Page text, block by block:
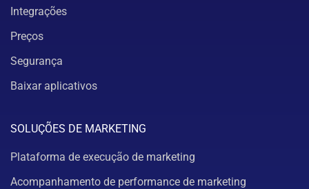
Integrações
Preços
Segurança
Baixar aplicativos
SOLUÇÕES DE MARKETING
Plataforma de execução de marketing
Acompanhamento de performance de marketing